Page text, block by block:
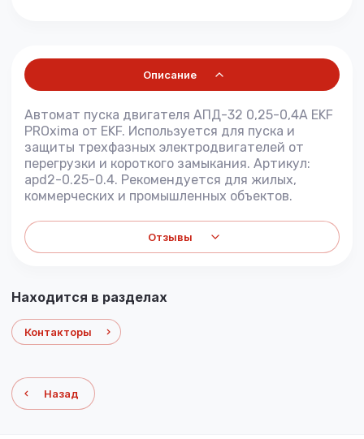
Описание
Автомат пуска двигателя АПД-32 0,25-0,4А EKF
PROxima от EKF. Используется для пуска и
защиты трехфазных электродвигателей от
перегрузки и короткого замыкания. Артикул:
apd2-0.25-0.4. Рекомендуется для жилых,
коммерческих и промышленных объектов.
Отзывы
Находится в разделах
Контакторы
Назад